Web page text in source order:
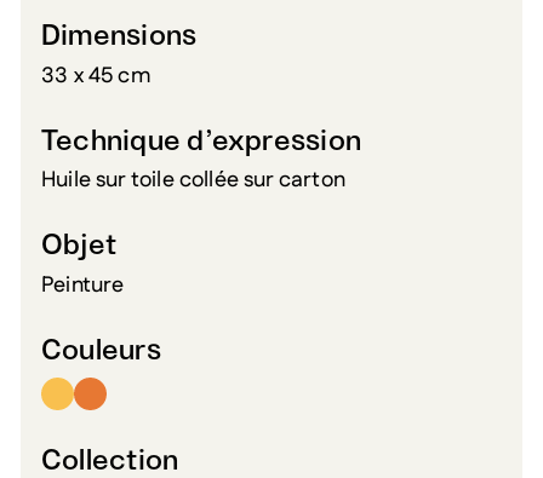
Dimensions
33 x 45 cm
Technique d’expression
Huile sur toile collée sur carton
Objet
Peinture
Couleurs
Collection